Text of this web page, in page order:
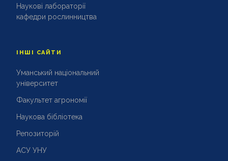
Наукові лабораторії
кафедри рослинництва
ІНШІ САЙТИ
Уманський національний
університет
Факультет агрономії
Наукова бібліотека
Репозиторій
АСУ УНУ